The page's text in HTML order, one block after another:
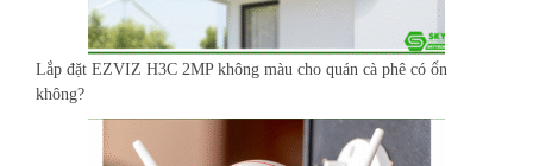
Lắp đặt EZVIZ H3C 2MP không màu cho quán cà phê có ổn
không?